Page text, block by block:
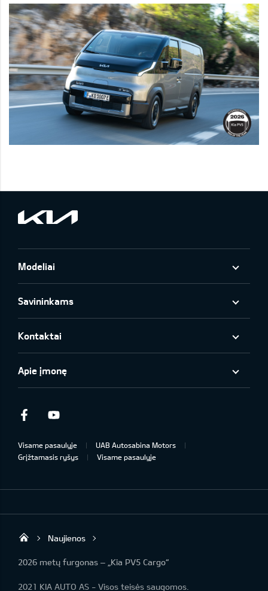
Modeliai
Savininkams
Kontaktai
Apie įmonę
Facebook
Visame pasaulyje
UAB Autosabina Motors
Grįžtamasis ryšys
Visame pasaulyje
KIA automobiliai | KIA modeliai | KIA
Naujienos
2026 metų furgonas – „Kia PV5 Cargo“
2021 KIA AUTO AS - Visos teisės saugomos.